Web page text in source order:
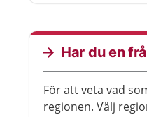
Har du en
För att veta vad
regionen. Välj